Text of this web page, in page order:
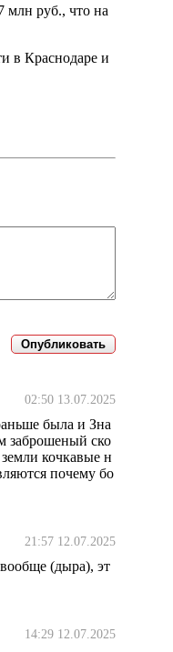
млн руб., что на
в Краснодаре и
02:50 13.07.2025
была и Зна
заброшеный ско
кочкавые н
почему бо
21:57 12.07.2025
(дыра), эт
14:29 12.07.2025